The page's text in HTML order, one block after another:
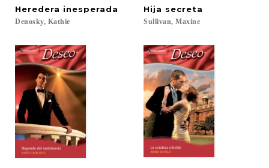
Heredera inesperada
Denosky, Kathie
Hija secreta
Sullivan, Maxine